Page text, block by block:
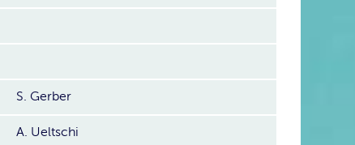
S. Gerber
A. Ueltschi